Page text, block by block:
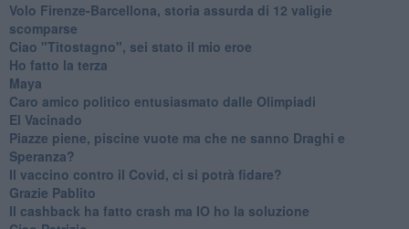
Volo Firenze-Barcellona, storia assurda di 12 valigie
scomparse
Ciao "Titostagno", sei stato il mio eroe
Ho fatto la terza
Maya
Caro amico politico entusiasmato dalle Olimpiadi
El Vacinado
Piazze piene, piscine vuote ma che ne sanno Draghi e
Speranza?
​Il vaccino contro il Covid, ci si potrà fidare?
Grazie Pablito
Il cashback ha fatto crash ma IO ho la soluzione